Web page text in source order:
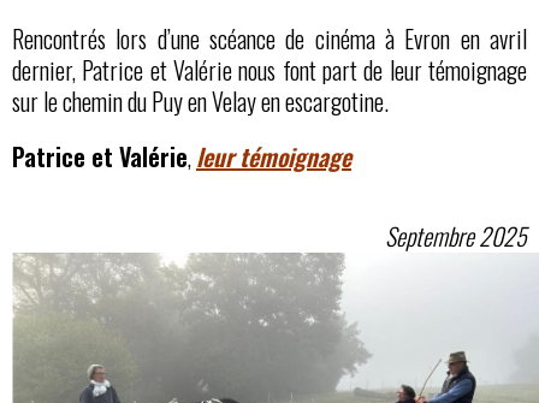
Rencontrés lors d’une scéance de cinéma à Evron en avril
dernier, Patrice et Valérie nous font part de leur témoignage
sur le chemin du Puy en Velay en escargotine.
Patrice et Valérie,leur témoignage
Septembre 2025